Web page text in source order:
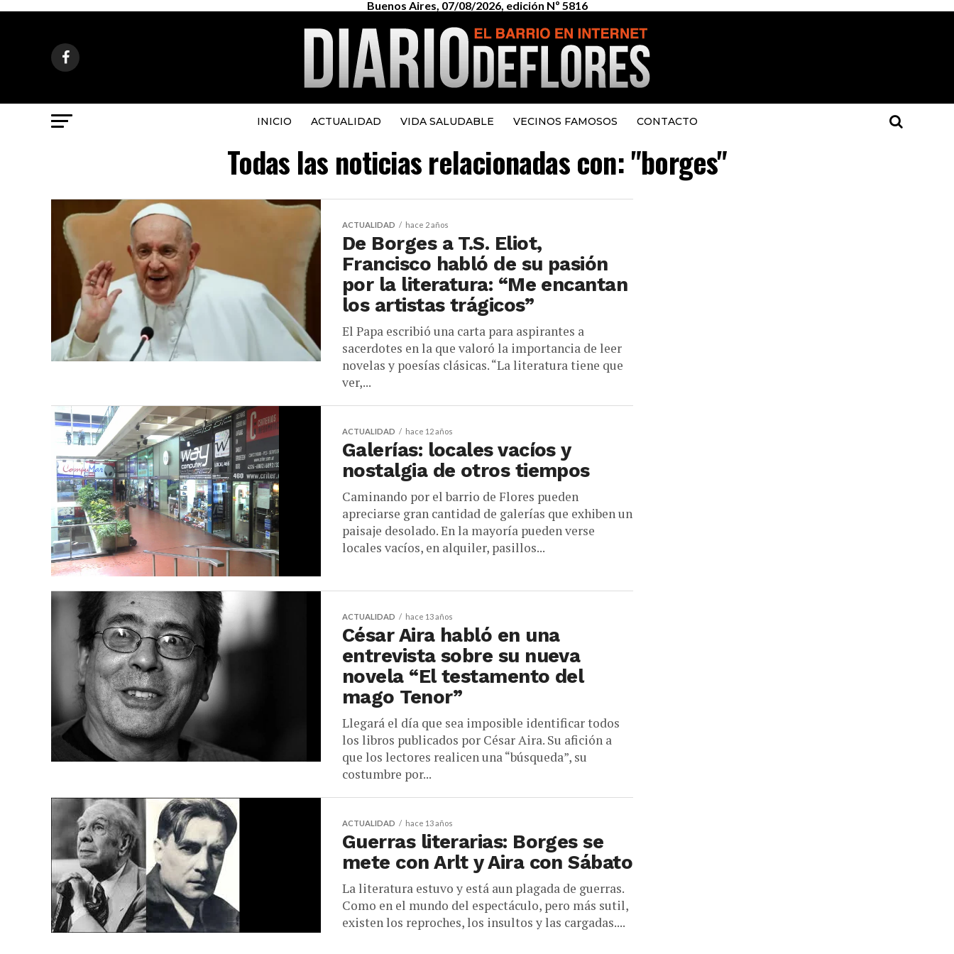
Buenos Aires, 07/08/2026, edición Nº 5816
INICIO ACTUALIDAD VIDA SALUDABLE VECINOS FAMOSOS CONTACTO
Todas las noticias relacionadas con: "borges"
ACTUALIDAD hace 2 años
De Borges a T.S. Eliot,
Francisco habló de su pasión
por la literatura: “Me encantan
los artistas trágicos”
El Papa escribió una carta para aspirantes a
sacerdotes en la que valoró la importancia de leer
novelas y poesías clásicas. “La literatura tiene que
ver,...
ACTUALIDAD hace 12 años
Galerías: locales vacíos y
nostalgia de otros tiempos
Caminando por el barrio de Flores pueden
apreciarse gran cantidad de galerías que exhiben un
paisaje desolado. En la mayoría pueden verse
locales vacíos, en alquiler, pasillos...
ACTUALIDAD hace 13 años
César Aira habló en una
entrevista sobre su nueva
novela “El testamento del
mago Tenor”
Llegará el día que sea imposible identificar todos
los libros publicados por César Aira. Su afición a
que los lectores realicen una “búsqueda”, su
costumbre por...
ACTUALIDAD hace 13 años
Guerras literarias: Borges se
mete con Arlt y Aira con Sábato
La literatura estuvo y está aun plagada de guerras.
Como en el mundo del espectáculo, pero más sutil,
existen los reproches, los insultos y las cargadas....